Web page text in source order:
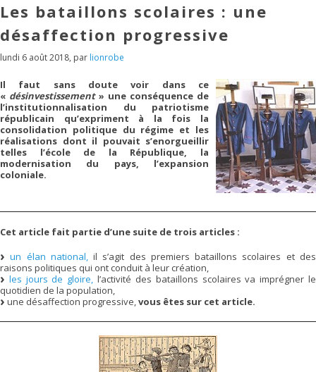
Les bataillons scolaires : une
désaffection progressive
lundi 6 août 2018, par lionrobe
Il faut sans doute voir dans ce
« désinvestissement» une conséquence de
l’institutionnalisation du patriotisme
républicain qu’expriment à la fois la
consolidation politique du régime et les
réalisations dont il pouvait s’enorgueillir
telles l’école de la République, la
modernisation du pays, l’expansion
coloniale.
Cet article fait partie d’une suite de trois articles :
un élan national,il s’agit des premiers bataillons scolaires et des
raisons politiques qui ont conduit à leur création,
les jours de gloire, l’activité des bataillons scolaires va imprégner le
quotidien de la population,
une désaffection progressive,vous êtes sur cet article.